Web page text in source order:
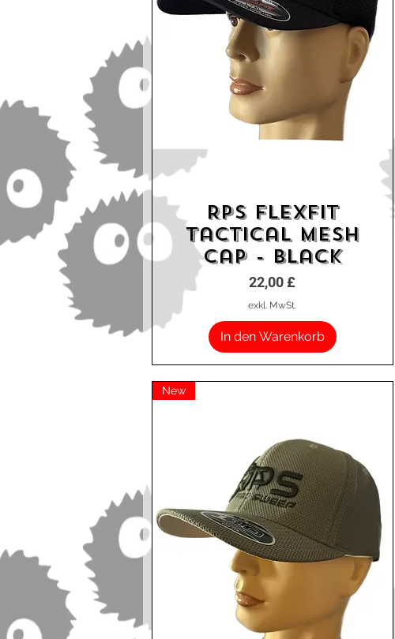
Schnellansicht
RPS Flexfit
Tactical Mesh
Cap - Black
Preis
22,00 £
exkl. MwSt.
In den Warenkorb
New